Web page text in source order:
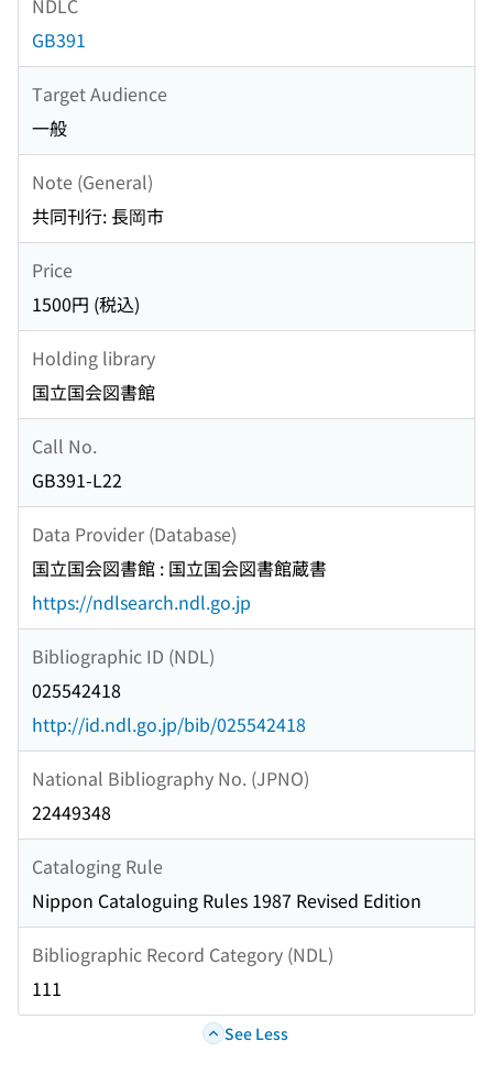
GB391
Target Audience
一般
Note (General)
共同刊行: 長岡市
Price
1500円 (税込)
Holding library
国立国会図書館
Call No.
GB391-L22
Data Provider (Database)
国立国会図書館 : 国立国会図書館蔵書
https://ndlsearch.ndl.go.jp
Bibliographic ID (NDL)
025542418
http://id.ndl.go.jp/bib/025542418
National Bibliography No. (JPNO)
22449348
Cataloging Rule
Nippon Cataloguing Rules 1987 Revised Edition
Bibliographic Record Category (NDL)
111
See Less